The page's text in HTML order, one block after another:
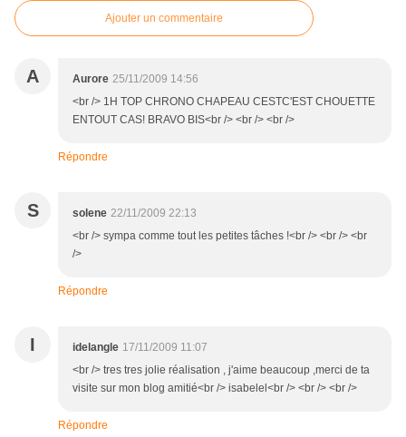
Ajouter un commentaire
A Aurore 25/11/2009 14:56
<br /> 1H TOP CHRONO CHAPEAU CESTC'EST CHOUETTE
ENTOUT CAS! BRAVO BIS<br /> <br /> <br />
Répondre
S solene 22/11/2009 22:13
<br /> sympa comme tout les petites tâches !<br /> <br /> <br
/>
Répondre
I idelangle 17/11/2009 11:07
<br /> tres tres jolie réalisation , j'aime beaucoup ,merci de ta
visite sur mon blog amitié<br /> isabelel<br /> <br /> <br />
Répondre